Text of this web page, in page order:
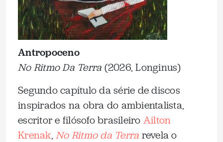
Antropoceno
No Ritmo Da Terra (2026, Longinus)
Segundo capítulo da série de discos
inspirados na obra do ambientalista,
escritor e filósofo brasileiro Ailton
Krenak,No Ritmo da Terra revela o